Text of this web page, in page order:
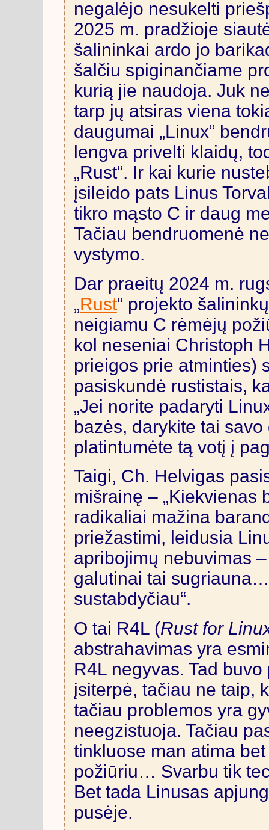
negalėjo nesukelti
2025 m. pradžioje
šalininkai ardo jo
šalčiu spiginančiame
kurią jie naudoja. Juk
tarp jų atsiras viena
daugumai „Linux“
lengva privelti klaidų,
„Rust“. Ir kai kurie
įsileido pats Linus
tikro mąsto C ir daug
Tačiau bendruomenė
vystymo.
Dar praeitų 2024 m.
„Rust“ projekto
neigiamu C rėmėjų
kol neseniai Christoph
prieigos prie atminties)
pasiskundė rustistais,
„Jei norite padaryti
bazės, darykite tai
platintumėte tą votį į
Taigi, Ch. Helvigas
mišrainę – „Kiekvienas
radikaliai mažina
priežastimi, leidusia
apribojimų nebuvimas
galutinai tai
sustabdyčiau“.
O tai R4L (Rust for
abstrahavimas yra
R4L negyvas. Tad
įsiterpė, tačiau ne taip,
tačiau problemos yra
neegzistuoja. Tačiau
tinkluose man atima
požiūriu… Svarbu tik
Bet tada Linusas
pusėje.